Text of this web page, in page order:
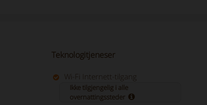
Teknologitjeneser
Wi-Fi Internett-tilgang
Ikke tilgjengelig i alle
overnattingssteder